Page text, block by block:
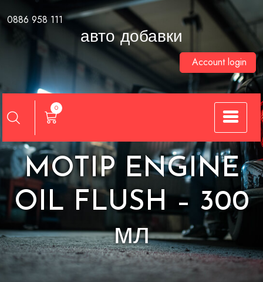
0886 958 111
авто добавки
Account login
0
MOTIP ENGINE
OIL FLUSH – 300
мл